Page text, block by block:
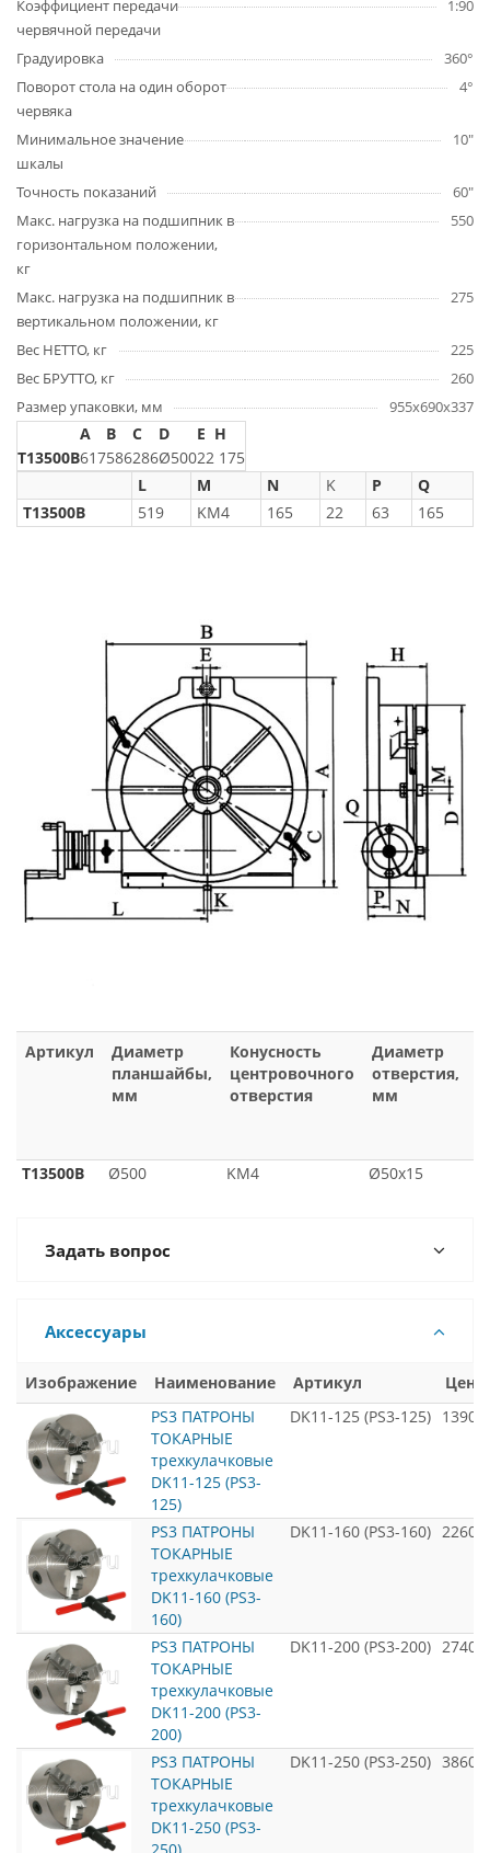
Коэффициент передачи
червячной передачи
1:90
Градуировка
360°
Поворот стола на один оборот
червяка
4°
Минимальное значение
шкалы
10"
Точность показаний
60"
Макс. нагрузка на подшипник в
горизонтальном положении,
кг
550
Макс. нагрузка на подшипник в
вертикальном положении, кг
275
Вес НЕТТО, кг
225
Вес БРУТТО, кг
260
Размер упаковки, мм
955х690х337
A B C D E H
T13500B617586286Ø50022 175
L
M N K P
Q
T13500B
519 KM4 165 22 63 165
Артикул
Диаметр
планшайбы,
мм
Конусность
центровочного
отверстия
Диаметр
отверстия,
мм
T13500B
Ø500 KM4 Ø50х15
Задать вопрос
Аксессуары
Изображение Наименование Артикул
Цена
PS3 ПАТРОНЫ
ТОКАРНЫЕ
трехкулачковые
DK11-125 (PS3-
125)
DK11-125 (PS3-125) 13900
PS3 ПАТРОНЫ
ТОКАРНЫЕ
трехкулачковые
DK11-160 (PS3-
160)
DK11-160 (PS3-160) 22600
PS3 ПАТРОНЫ
ТОКАРНЫЕ
трехкулачковые
DK11-200 (PS3-
200)
DK11-200 (PS3-200) 27400
PS3 ПАТРОНЫ
ТОКАРНЫЕ
трехкулачковые
DK11-250 (PS3-
DK11-250 (PS3-250) 38600